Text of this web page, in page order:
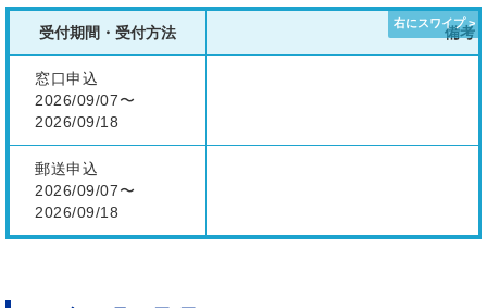
受付期間・受付方法 備考
窓口申込
2026/09/07〜
2026/09/18
郵送申込
2026/09/07〜
2026/09/18